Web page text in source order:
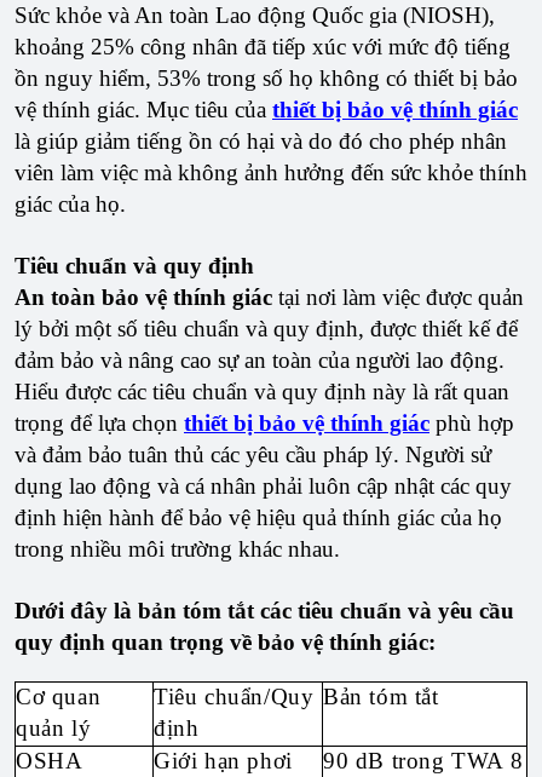
Sức khỏe và An toàn Lao động Quốc gia (NIOSH),
khoảng 25% công nhân đã tiếp xúc với mức độ tiếng
ồn nguy hiểm, 53% trong số họ không có thiết bị bảo
vệ thính giác. Mục tiêu của thiết bị bảo vệ thính giác
là giúp giảm tiếng ồn có hại và do đó cho phép nhân
viên làm việc mà không ảnh hưởng đến sức khỏe thính
giác của họ.
Tiêu chuẩn và quy định
An toàn bảo vệ thính giác tại nơi làm việc được quản
lý bởi một số tiêu chuẩn và quy định, được thiết kế để
đảm bảo và nâng cao sự an toàn của người lao động.
Hiểu được các tiêu chuẩn và quy định này là rất quan
trọng để lựa chọn thiết bị bảo vệ thính giác phù hợp
và đảm bảo tuân thủ các yêu cầu pháp lý. Người sử
dụng lao động và cá nhân phải luôn cập nhật các quy
định hiện hành để bảo vệ hiệu quả thính giác của họ
trong nhiều môi trường khác nhau.
Dưới đây là bản tóm tắt các tiêu chuẩn và yêu cầu
quy định quan trọng về bảo vệ thính giác:
Cơ quan
quản lý
Tiêu chuẩn/Quy
định
Bản tóm tắt
OSHA
Giới hạn phơi
90 dB trong TWA 8